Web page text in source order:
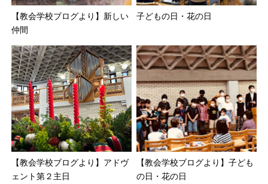
【教会学校ブログより】新しい
仲間
子どもの日・花の日
【教会学校ブログより】アドヴ
ェント第２主日
【教会学校ブログより】子ども
の日・花の日